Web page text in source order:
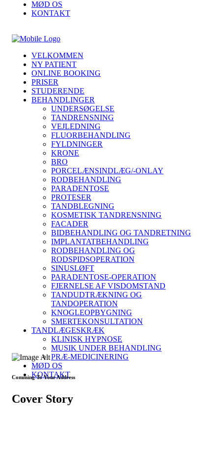
MØD OS
KONTAKT
VELKOMMEN
NY PATIENT
ONLINE BOOKING
PRISER
STUDERENDE
BEHANDLINGER
UNDERSØGELSE
TANDRENSNING
VEJLEDNING
FLUORBEHANDLING
FYLDNINGER
KRONE
BRO
PORCELÆNSINDLÆG/-ONLAY
RODBEHANDLING
PARADENTOSE
PROTESER
TANDBLEGNING
KOSMETISK TANDRENSNING
FACADER
BIDBEHANDLING OG TANDRETNING
IMPLANTATBEHANDLING
RODBEHANDLING OG
RODSPIDSOPERATION
SINUSLØFT
PARADENTOSE-OPERATION
FJERNELSE AF VISDOMSTAND
TANDUDTRÆKNING OG
TANDOPERATION
KNOGLEOPBYGNING
SMERTEKONSULTATION
TANDLÆGESKRÆK
KLINISK HYPNOSE
MUSIK UNDER BEHANDLING
PRÆ-MEDICINERING
MØD OS
KONTAKT
Comming To Your Address
Cover Story